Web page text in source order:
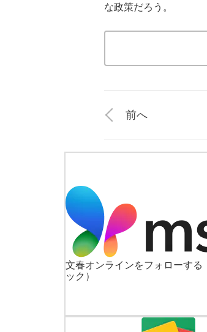
な政策だろう。
前へ
文春オンラインをフォローする
ック）